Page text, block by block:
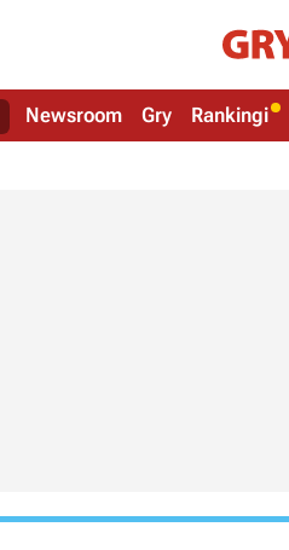
Newsroom Gry Rankingi